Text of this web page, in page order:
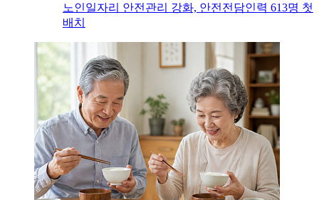
노인일자리 안전관리 강화, 안전전담인력 613명 첫
배치